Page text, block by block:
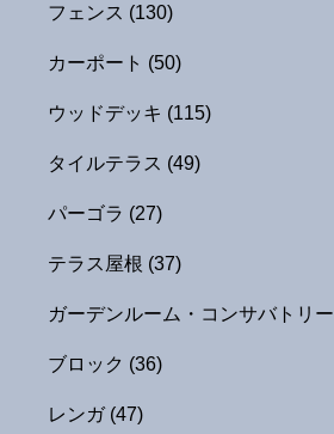
フェンス (130)
カーポート (50)
ウッドデッキ (115)
タイルテラス (49)
パーゴラ (27)
テラス屋根 (37)
ガーデンルーム・コンサバトリー
ブロック (36)
レンガ (47)